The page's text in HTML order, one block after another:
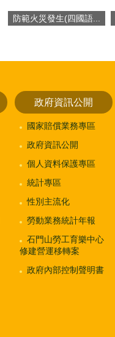
防範火災發生(四國語...
政府資訊公開
國家賠償業務專區
政府資訊公開
個人資料保護專區
統計專區
性別主流化
勞動業務統計年報
石門山勞工育樂中心
修建營運移轉案
政府內部控制聲明書